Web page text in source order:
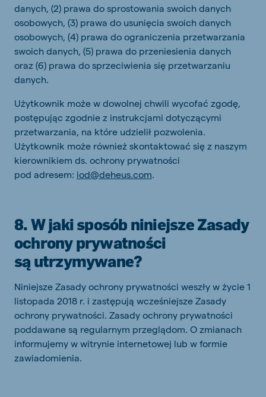
danych, (2) prawa do sprostowania swoich danych
osobowych, (3) prawa do usunięcia swoich danych
osobowych, (4) prawa do ograniczenia przetwarzania
swoich danych, (5) prawa do przeniesienia danych
oraz (6) prawa do sprzeciwienia się przetwarzaniu
danych.
Użytkownik może w dowolnej chwili wycofać zgodę,
postępując zgodnie z instrukcjami dotyczącymi
przetwarzania, na które udzielił pozwolenia.
Użytkownik może również skontaktować się z naszym
kierownikiem ds. ochrony prywatności
pod adresem: iod@deheus.com.
8. W jaki sposób niniejsze Zasady
ochrony prywatności
są utrzymywane?
Niniejsze Zasady ochrony prywatności weszły w życie 1
listopada 2018 r. i zastępują wcześniejsze Zasady
ochrony prywatności. Zasady ochrony prywatności
poddawane są regularnym przeglądom. O zmianach
informujemy w witrynie internetowej lub w formie
zawiadomienia.